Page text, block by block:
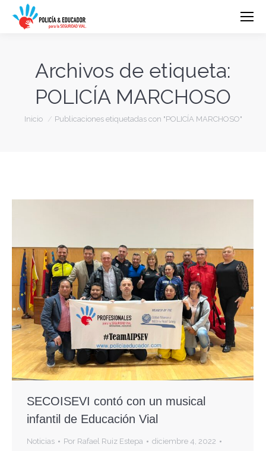
Archivos de etiqueta:
POLICÍA MARCHOSO
Estás aquí:
Inicio Publicaciones etiquetadas con "POLICÍA MARCHOSO"
SECOISEVI contó con un musical
infantil de Educación Vial
Noticias Por Rafael Ruiz Estepa
diciembre 4, 2022